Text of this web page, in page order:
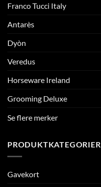
Franco Tucci Italy
Antarès
Dyòn
Veredus
Horseware Ireland
Grooming Deluxe
Se flere merker
PRODUKTKATEGORIER
Gavekort